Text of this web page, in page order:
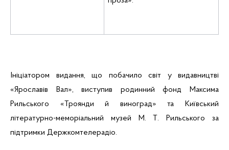
Ініціатором видання, що побачило світ у видавництві
«Ярославів Вал», виступив родинний фонд Максима
Рильського «Троянди й виноград» та Київський
літературно-меморіальний музей М. Т. Рильського за
підтримки Держкомтелерадіо.